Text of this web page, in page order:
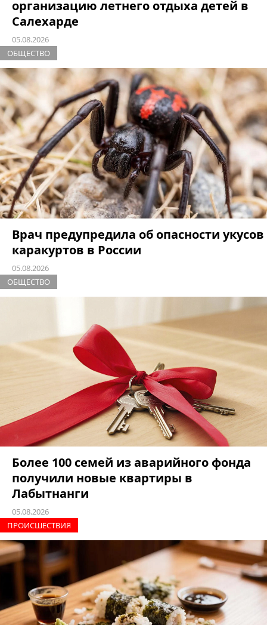
организацию летнего отдыха детей в
Салехарде
05.08.2026
ОБЩЕСТВО
Врач предупредила об опасности укусов
каракуртов в России
05.08.2026
ОБЩЕСТВО
Более 100 семей из аварийного фонда
получили новые квартиры в
Лабытнанги
05.08.2026
ПРОИCШЕСТВИЯ